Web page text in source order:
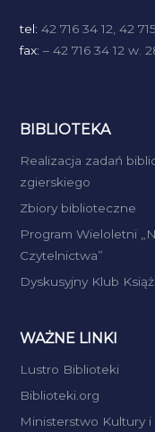
tel: 42 716 34 12, 42
fax: – 42 716 34 12 w.
BIBLIOTEKA
Realizacja zadań
zgierskiego
Zbiory biblioteczne
Program Wieloletni
Czytelnictwa”
Dyskusyjny Klub
WAŻNE LINKI
Lustro Biblioteki
Biblioteki.org
Ministerstwo Kultury